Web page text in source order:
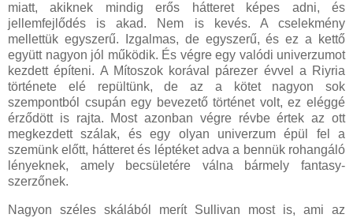
miatt, akiknek mindig erős hátteret képes adni, és
jellemfejlődés is akad. Nem is kevés. A cselekmény
mellettük egyszerű. Izgalmas, de egyszerű, és ez a kettő
együtt nagyon jól működik. És végre egy valódi univerzumot
kezdett építeni. A Mítoszok korával párezer évvel a Riyria
története elé repültünk, de az a kötet nagyon sok
szempontból csupán egy bevezető történet volt, ez eléggé
érződött is rajta. Most azonban végre révbe értek az ott
megkezdett szálak, és egy olyan univerzum épül fel a
szemünk előtt, hátteret és léptéket adva a bennük rohangáló
lényeknek, amely becsületére válna bármely fantasy-
szerzőnek.
Nagyon széles skálából merít Sullivan most is, ami az